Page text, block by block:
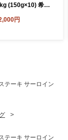
(150g×10) 希少
ホルモン 豚肉 国
円
テーキ サーロイン
テーキ サーロイン